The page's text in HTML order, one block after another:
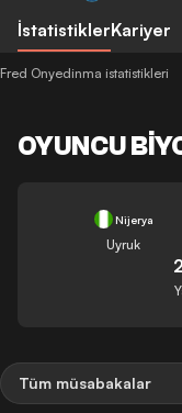
İstatistiklerKariyer
Fred Onyedinma istatistikleri
OYUNCU
Nijerya
Uyruk
Tüm müsabakalar